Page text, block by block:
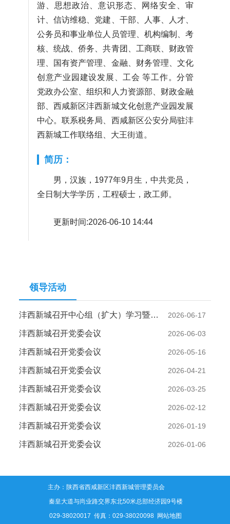
游、思想政治、意识形态、网络安全、审
计、信访维稳、党建、干部、人事、人才、
公务员和事业单位人员管理、机构编制、考
核、统战、侨务、共青团、工商联、财政管
理、国有资产管理、金融、财务管理、文化
创意产业园建设发展、工会 等工作。分管
党政办公室、组织和人力资源部、财政金融
部、西咸新区沣西新城文化创意产业园发展
中心。联系税务局、西咸新区公安分局驻沣
西新城工作联络组、大王街道。
简历：
男，汉族，1977年9月生，中共党员，
全日制大学学历，工程硕士，政工师。
更新时间:2026-06-10 14:44
领导活动
2026-06-17
沣西新城召开中心组（扩大）学习暨党委会议
2026-06-03
沣西新城召开党委会议
2026-05-16
沣西新城召开党委会议
2026-04-21
沣西新城召开党委会议
2026-03-25
沣西新城召开党委会议
2026-02-12
沣西新城召开党委会议
2026-01-19
沣西新城召开党委会议
2026-01-06
沣西新城召开党委会议
主办：陕西省西咸新区沣西新城管理委员会
地址：秦皇大道与尚业路交界东北50米总部经济园9号楼
电话：029-38020017 传真：029-38020098 网站地图